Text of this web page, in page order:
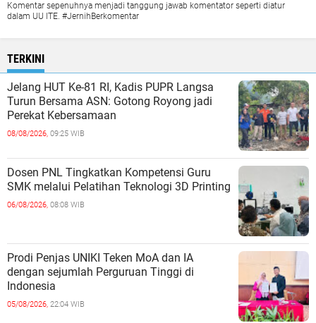
Komentar sepenuhnya menjadi tanggung jawab komentator seperti diatur
dalam UU ITE. #JernihBerkomentar
TERKINI
Jelang HUT Ke-81 RI, Kadis PUPR Langsa
Turun Bersama ASN: Gotong Royong jadi
Perekat Kebersamaan
08/08/2026, 09:25 WIB
Dosen PNL Tingkatkan Kompetensi Guru
SMK melalui Pelatihan Teknologi 3D Printing
06/08/2026, 08:08 WIB
Prodi Penjas UNIKI Teken MoA dan IA
dengan sejumlah Perguruan Tinggi di
Indonesia
05/08/2026, 22:04 WIB